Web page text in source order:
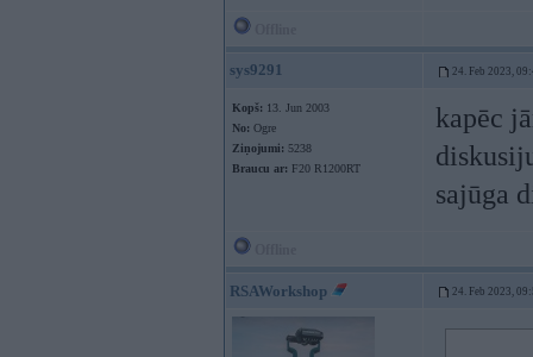
sys9291 24. Feb 2023,
Kopš: 13. Jun 2003
No: Ogre
Ziņojumi: 5238
Braucu ar: F20 R1200RT
kapēc
sajūga
RSAWorkshop 24. Feb 2023,